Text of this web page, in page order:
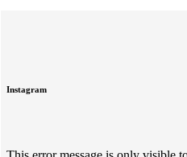
Instagram